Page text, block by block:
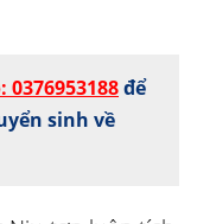
0376953188để
sinh về